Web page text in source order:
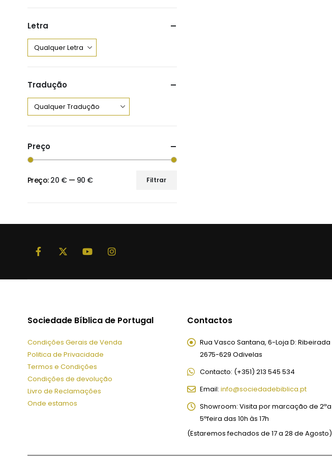
Letra
Tradução
Preço
Preço
mínimo
Preço
máximo
Filtrar
Preço: 20 €— 90 €
Sociedade Bíblica de Portugal
Condições Gerais de Venda
Politica de Privacidade
Termos e Condições
Condições de devolução
Livro de Reclamações
Onde estamos
Contactos
Rua Vasco Santana, 6-Loja D: Ribeirada
2675-629 Odivelas
Contacto: (+351) 213 545 534
Email: info@sociedadebiblica.pt
Showroom: Visita por marcação de 2ªa
5ªfeira das 10h às 17h
(Estaremos fechados de 17 a 28 de Agosto)